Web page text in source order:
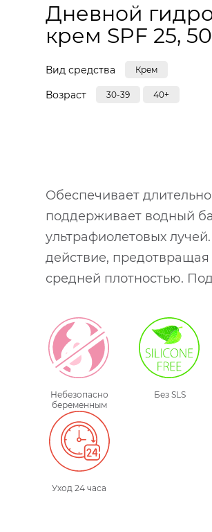
Дневной
крем SPF 25,
Вид средства Крем
Возраст 30-39 40+
Обеспечивает
поддерживает водный
ультрафиолетовых
действие,
средней плотностью.
Небезопасно
беременным
Без SLS
Уход 24 часа